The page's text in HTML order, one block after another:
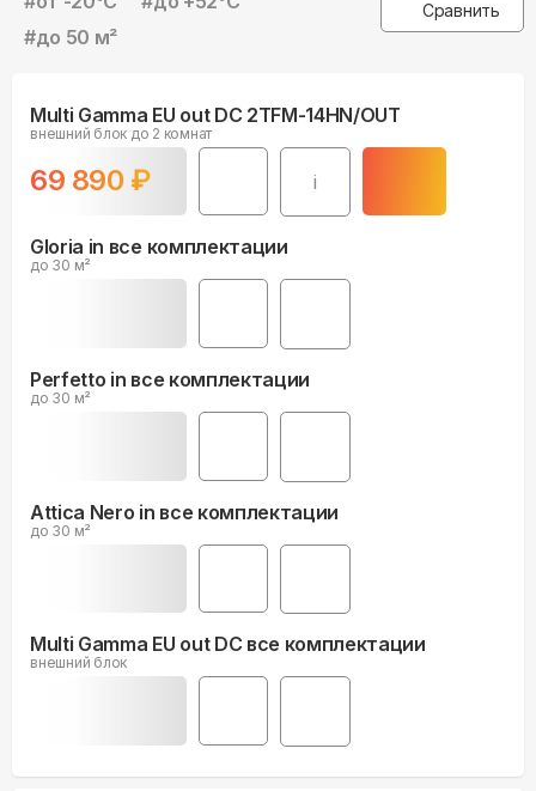
#до 50 м²
Сравнить
Multi Gamma EU out DC 2TFM-14HN/OUT
внешний блок до 2 комнат
69 890 ₽ i
Gloria in все комплектации
до 30 м²
Perfetto in все комплектации
до 30 м²
Attica Nero in все комплектации
до 30 м²
Multi Gamma EU out DC все комплектации
внешний блок